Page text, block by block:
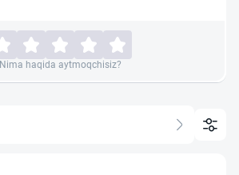
Nima haqida aytmoqchisiz?